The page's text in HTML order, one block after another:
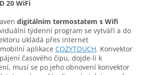
20 WiFi
digitálním termostatem s Wifi
týdenní program se vytváří a do
ukládá přes internet
aplikace COZYTOUCH. Konvektor
časového čipu, dojde-li k
musí se po jeho obnovení konvektor